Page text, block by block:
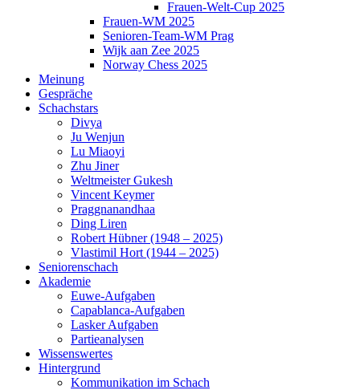
Frauen-Welt-Cup 2025
Frauen-WM 2025
Senioren-Team-WM Prag
Wijk aan Zee 2025
Norway Chess 2025
Meinung
Gespräche
Schachstars
Divya
Ju Wenjun
Lu Miaoyi
Zhu Jiner
Weltmeister Gukesh
Vincent Keymer
Praggnanandhaa
Ding Liren
Robert Hübner (1948 – 2025)
Vlastimil Hort (1944 – 2025)
Seniorenschach
Akademie
Euwe-Aufgaben
Capablanca-Aufgaben
Lasker Aufgaben
Partieanalysen
Wissenswertes
Hintergrund
Kommunikation im Schach